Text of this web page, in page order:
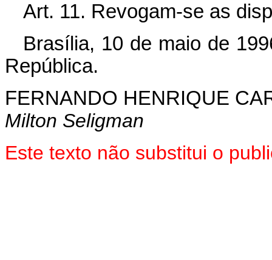
Art. 11. Revogam-se as
Brasília, 10 de maio de
República.
FERNANDO HENRIQUE
Milton Seligman
Este texto não substitui o